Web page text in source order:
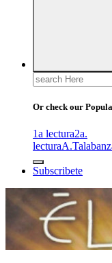
Search
for:
Or check our
1a lectura2a.
lecturaA.T
Subscribete